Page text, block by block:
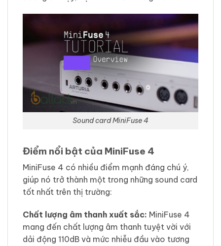
Sound card MiniFuse 4
Điểm nổi bật của MiniFuse 4
MiniFuse 4 có nhiều điểm mạnh đáng chú ý,
giúp nó trở thành một trong những sound card
tốt nhất trên thị trường:
Chất lượng âm thanh xuất sắc: MiniFuse 4
mang đến chất lượng âm thanh tuyệt vời với
dải động 110dB và mức nhiễu đầu vào tương